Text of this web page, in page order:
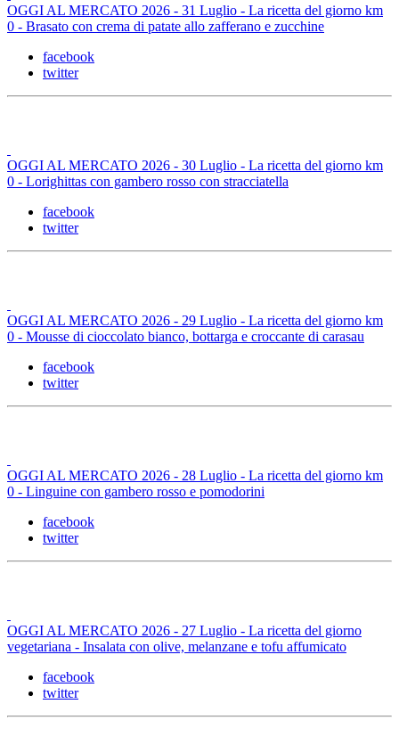
OGGI AL MERCATO 2026 - 31 Luglio - La ricetta del giorno km
0 - Brasato con crema di patate allo zafferano e zucchine
facebook
twitter
OGGI AL MERCATO 2026 - 30 Luglio - La ricetta del giorno km
0 - Lorighittas con gambero rosso con stracciatella
facebook
twitter
OGGI AL MERCATO 2026 - 29 Luglio - La ricetta del giorno km
0 - Mousse di cioccolato bianco, bottarga e croccante di carasau
facebook
twitter
OGGI AL MERCATO 2026 - 28 Luglio - La ricetta del giorno km
0 - Linguine con gambero rosso e pomodorini
facebook
twitter
OGGI AL MERCATO 2026 - 27 Luglio - La ricetta del giorno
vegetariana - Insalata con olive, melanzane e tofu affumicato
facebook
twitter